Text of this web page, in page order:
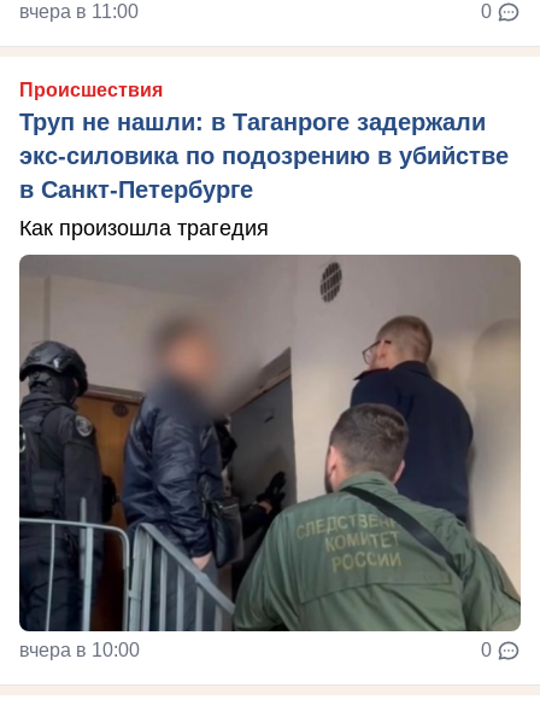
вчера в 11:00 0
Происшествия
Труп не нашли: в Таганроге задержали
экс-силовика по подозрению в убийстве
в Санкт-Петербурге
Как произошла трагедия
вчера в 10:00 0